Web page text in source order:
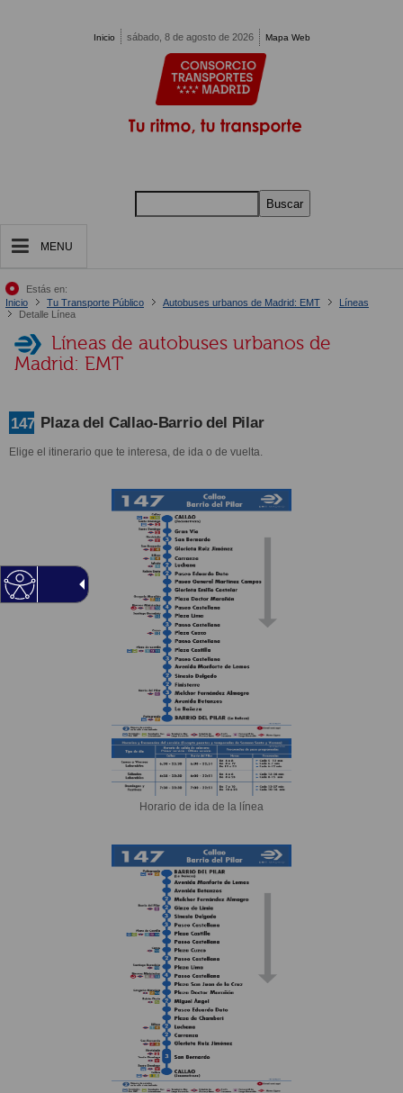
Inicio sábado, 8 de agosto de 2026 Mapa Web
Buscar
MENU
Estás en:
Inicio
Tu Transporte Público Autobuses urbanos de Madrid: EMT
Líneas
Detalle Línea
Líneas de autobuses urbanos de
Madrid: EMT
147 Plaza del Callao-Barrio del Pilar
Elige el itinerario que te interesa, de ida o de vuelta.
Horario de ida de la línea